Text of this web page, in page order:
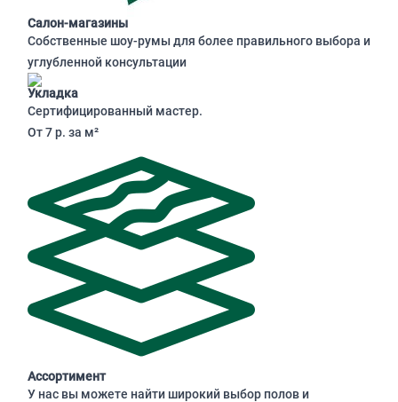
Салон-магазины
Собственные шоу-румы для более правильного выбора и
углубленной консультации
Укладка
Сертифицированный мастер.
От 7 р. за м²
Ассортимент
У нас вы можете найти широкий выбор полов и